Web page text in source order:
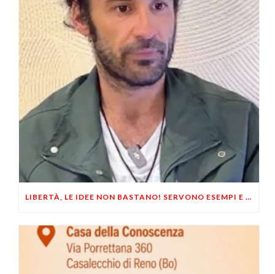
LIBERTÀ, LE IDEE NON BASTANO! SERVONO ESEMPI E UN PO’ DI COERENZA